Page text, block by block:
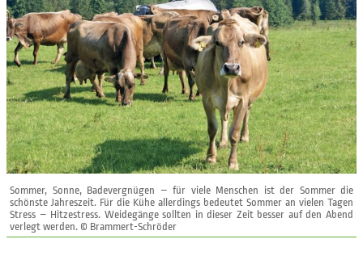
Sommer, Sonne, Badevergnügen – für viele Menschen ist der Sommer die
schönste Jahreszeit. Für die Kühe allerdings bedeutet Sommer an vielen Tagen
Stress – Hitzestress. Weidegänge sollten in dieser Zeit besser auf den Abend
verlegt werden. © Brammert-Schröder